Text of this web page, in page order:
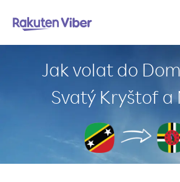
Jak volat do
Svatý Kryštof a